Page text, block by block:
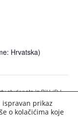
Hrvatska)
studenata iz BiH (DJ
ispravan prikaz
o kolačićima koje